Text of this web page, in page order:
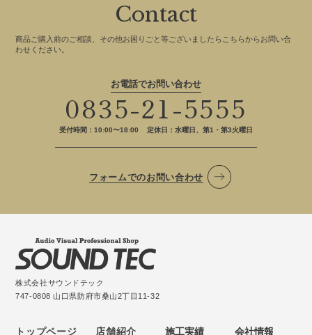
Contact
商品ご購入前のご相談、その他お困りごと等ございましたらこちらからお問い合
わせください。
お電話でお問い合わせ
0835-21-5555
受付時間：10:00〜18:00 定休日：水曜日、第1・第3火曜日
フォームでのお問い合わせ
株式会社サウンドテック
747-0808 山口県防府市桑山2丁目11-32
トップページ 店舗紹介 施工実績 会社情報